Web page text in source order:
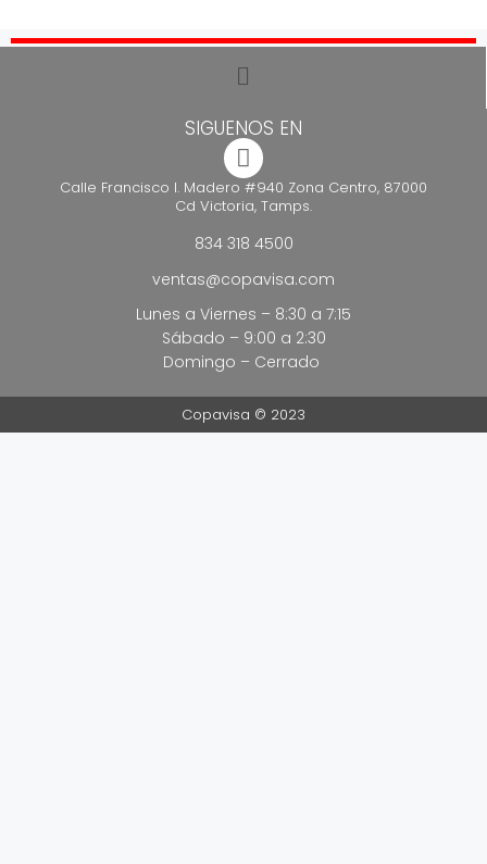
SIGUENOS EN
Calle Francisco I. Madero #940 Zona Centro, 87000
Cd Victoria, Tamps.
834 318 4500
ventas@copavisa.com
Lunes a Viernes – 8:30 a 7:15
Sábado – 9:00 a 2:30
Domingo – Cerrado
Copavisa © 2023